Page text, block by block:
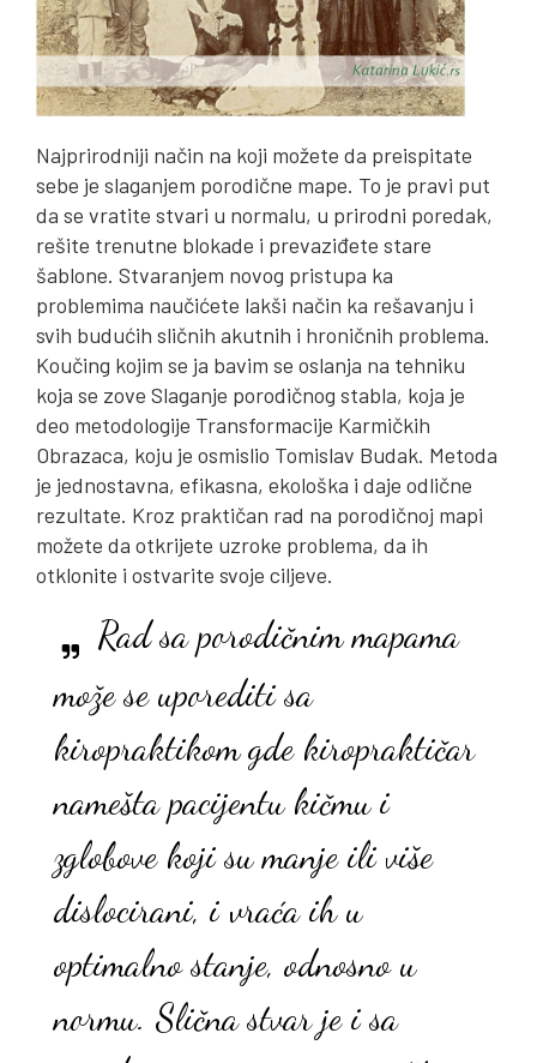
Najprirodniji način na koji možete da preispitate
sebe je slaganjem porodične mape. To je pravi put
da se vratite stvari u normalu, u prirodni poredak,
rešite trenutne blokade i prevaziđete stare
šablone. Stvaranjem novog pristupa ka
problemima naučićete lakši način ka rešavanju i
svih budućih sličnih akutnih i hroničnih problema.
Koučing kojim se ja bavim se oslanja na tehniku
koja se zove Slaganje porodičnog stabla, koja je
deo metodologije Transformacije Karmičkih
Obrazaca, koju je osmislio Tomislav Budak. Metoda
je jednostavna, efikasna, ekološka i daje odlične
rezultate. Kroz praktičan rad na porodičnoj mapi
možete da otkrijete uzroke problema, da ih
otklonite i ostvarite svoje ciljeve.
Rad sa porodičnim mapama
može se uporediti sa
kiropraktikom gde kiropraktičar
namešta pacijentu kičmu i
zglobove koji su manje ili više
dislocirani, i vraća ih u
optimalno stanje, odnosno u
normu. Slična stvar je i sa